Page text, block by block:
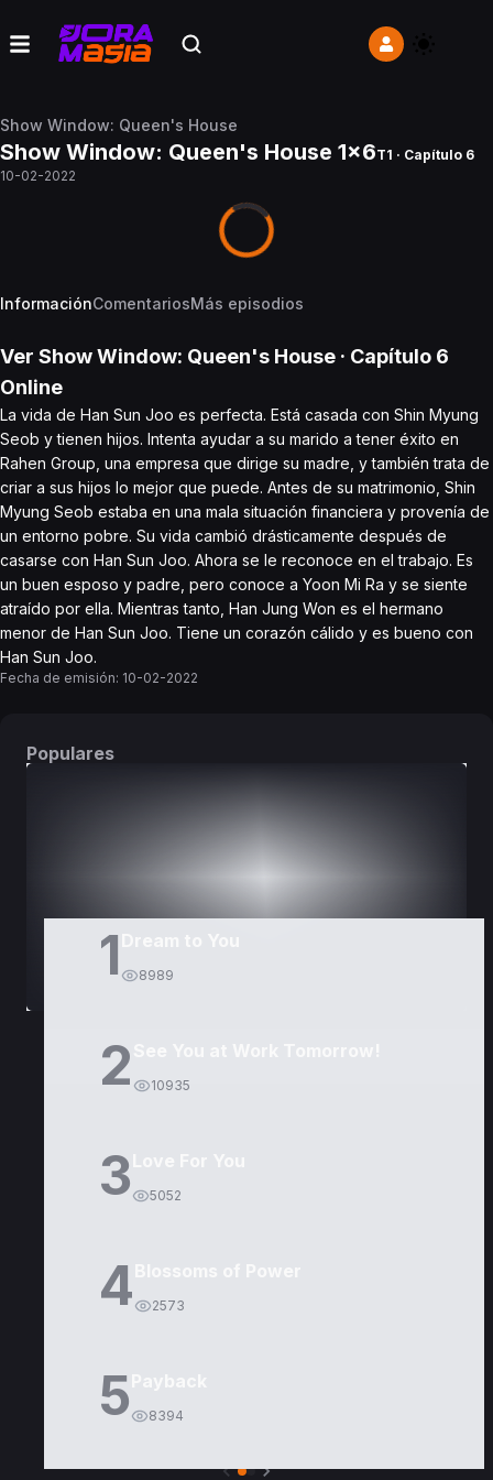
Show Window: Queen's House
Show Window: Queen's House 1x6T1 · Capítulo 6
10-02-2022
InformaciónComentariosMás episodios
Ver Show Window: Queen's House · Capítulo 6
Online
La vida de Han Sun Joo es perfecta. Está casada con Shin Myung
Seob y tienen hijos. Intenta ayudar a su marido a tener éxito en
Rahen Group, una empresa que dirige su madre, y también trata de
criar a sus hijos lo mejor que puede. Antes de su matrimonio, Shin
Myung Seob estaba en una mala situación financiera y provenía de
un entorno pobre. Su vida cambió drásticamente después de
casarse con Han Sun Joo. Ahora se le reconoce en el trabajo. Es
un buen esposo y padre, pero conoce a Yoon Mi Ra y se siente
atraído por ella. Mientras tanto, Han Jung Won es el hermano
menor de Han Sun Joo. Tiene un corazón cálido y es bueno con
Han Sun Joo.
Fecha de emisión: 10-02-2022
Populares
1 8989
2 10935
3 5052
4 2573
5 8394